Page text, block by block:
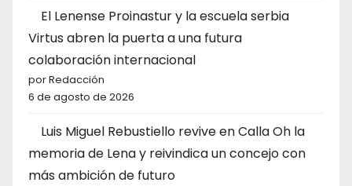
El Lenense Proinastur y la escuela serbia
Virtus abren la puerta a una futura
colaboración internacional
por Redacción
6 de agosto de 2026
Luis Miguel Rebustiello revive en Calla Oh la
memoria de Lena y reivindica un concejo con
más ambición de futuro